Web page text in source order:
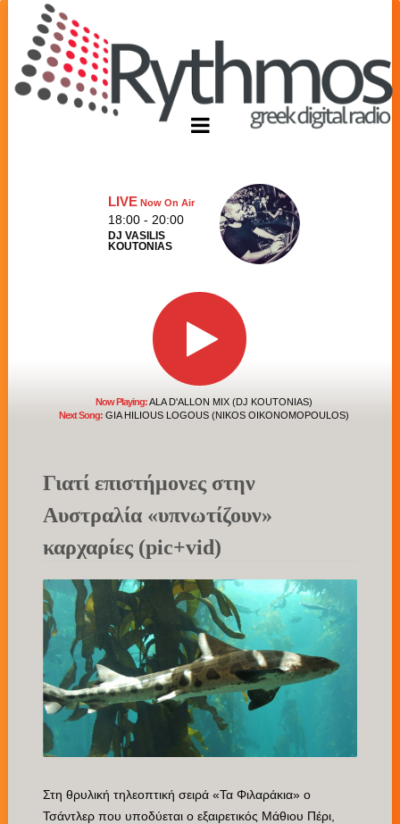
LIVENow On Air
18:00 - 20:00
DJ VASILIS
KOUTONIAS
Now Playing:ALA D'ALLON MIX (DJ KOUTONIAS)
Next Song:GIA HILIOUS LOGOUS (NIKOS OIKONOMOPOULOS)
Γιατί επιστήμονες στην
Αυστραλία «υπνωτίζουν»
καρχαρίες (pic+vid)
Στη θρυλική τηλεοπτική σειρά «Τα Φιλαράκια» ο
Τσάντλερ που υποδύεται ο εξαιρετικός Μάθιου Πέρι,